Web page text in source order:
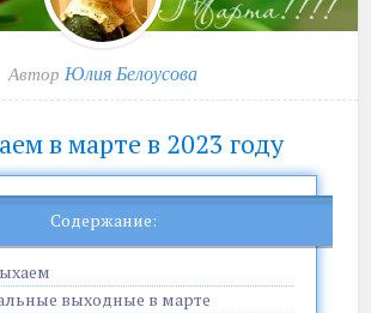
Автор Юлия Белоусова
в марте в 2023 году
Содержание:
выходные в марте